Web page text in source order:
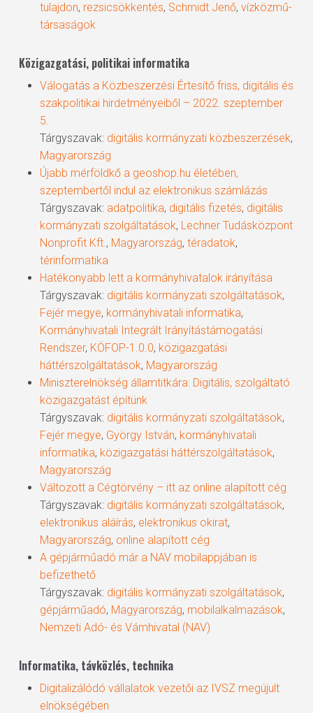
tulajdon, rezsicsökkentés, Schmidt Jenő, vízközmű-
társaságok
Közigazgatási, politikai informatika
Válogatás a Közbeszerzési Értesítő friss, digitális és
szakpolitikai hirdetményeiből – 2022. szeptember
5.
Tárgyszavak: digitális kormányzati közbeszerzések,
Magyarország
Újabb mérföldkő a geoshop.hu életében,
szeptembertől indul az elektronikus számlázás
Tárgyszavak: adatpolitika, digitális fizetés, digitális
kormányzati szolgáltatások, Lechner Tudásközpont
Nonprofit Kft., Magyarország, téradatok,
térinformatika
Hatékonyabb lett a kormányhivatalok irányítása
Tárgyszavak: digitális kormányzati szolgáltatások,
Fejér megye, kormányhivatali informatika,
Kormányhivatali Integrált Irányítástámogatási
Rendszer, KÖFOP-1.0.0, közigazgatási
háttérszolgáltatások, Magyarország
Miniszterelnökség államtitkára: Digitális, szolgáltató
közigazgatást építünk
Tárgyszavak: digitális kormányzati szolgáltatások,
Fejér megye, György István, kormányhivatali
informatika, közigazgatási háttérszolgáltatások,
Magyarország
Változott a Cégtörvény – itt az online alapított cég
Tárgyszavak: digitális kormányzati szolgáltatások,
elektronikus aláírás, elektronikus okirat,
Magyarország, online alapított cég
A gépjárműadó már a NAV mobilappjában is
befizethető
Tárgyszavak: digitális kormányzati szolgáltatások,
gépjárműadó, Magyarország, mobilalkalmazások,
Nemzeti Adó- és Vámhivatal (NAV)
Informatika, távközlés, technika
Digitalizálódó vállalatok vezetői az IVSZ megújult
elnökségében